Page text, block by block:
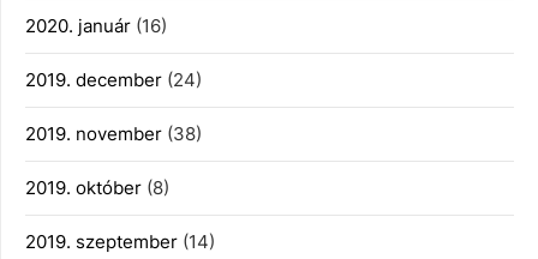
2020. január (16)
2019. december (24)
2019. november (38)
2019. október (8)
2019. szeptember (14)